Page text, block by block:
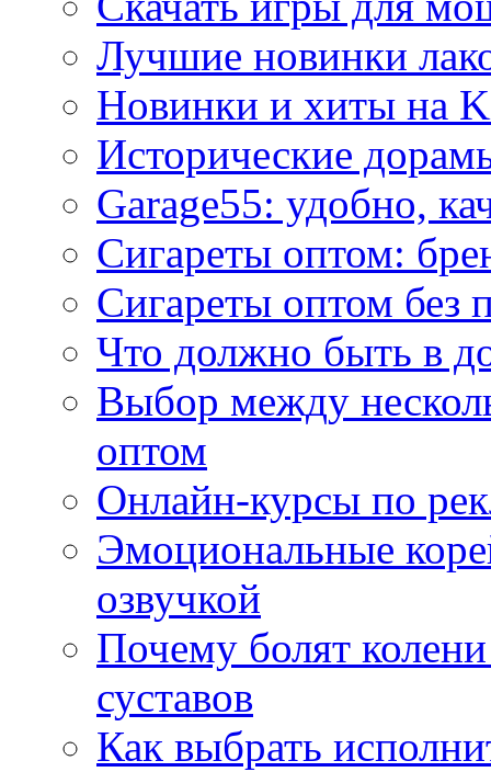
Лучшие новинки
Новинки и хиты на
Исторические
Garage55: удобно,
Сигареты оптом:
Сигареты оптом без
Что должно быть в
Выбор между
оптом
Онлайн-курсы по
Эмоциональные
озвучкой
Почему болят
суставов
Как выбрать